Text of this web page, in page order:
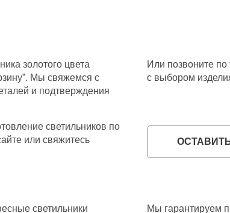
золотого цвета
Мы свяжемся с
и подтверждения
светильников по
или свяжитесь
Или позвоните
с выбором
Мы гарантируем
светильники